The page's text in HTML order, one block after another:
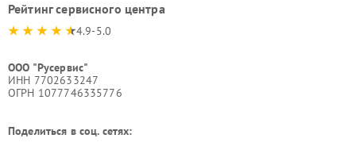
Рейтинг сервисного центра
4.9-5.0
ООО "Русервис"
ИНН 7702633247
ОГРН 1077746335776
Поделиться в соц. сетях: